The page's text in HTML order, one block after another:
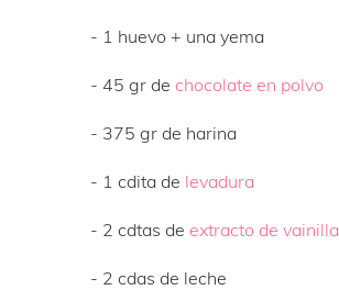
- 1 huevo + una yema
- 45 gr de chocolate en polvo
- 375 gr de harina
- 1 cdita de levadura
- 2 cdtas deextracto de vainilla
- 2 cdas de leche